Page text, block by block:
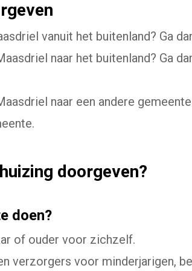
vanuit het buitenland? Ga
naar het buitenland? Ga
naar een andere
doorgeven?
doen?
of ouder voor zichzelf.
verzorgers voor minderjarigen,